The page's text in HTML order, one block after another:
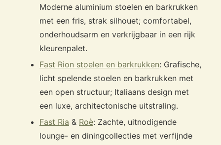
Moderne aluminium stoelen en barkrukken
met een fris, strak silhouet; comfortabel,
onderhoudsarm en verkrijgbaar in een rijk
kleurenpalet.
Fast Rion stoelen en barkrukken: Grafische,
licht spelende stoelen en barkrukken met
een open structuur; Italiaans design met
een luxe, architectonische uitstraling.
Fast Ria & Roè: Zachte, uitnodigende
lounge- en diningcollecties met verfijnde